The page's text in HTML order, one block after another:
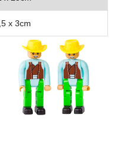
x 3cm